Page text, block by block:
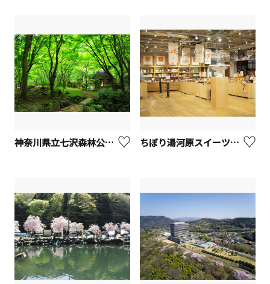
神奈川県立七沢森林公園【厚木市】 ちぼり湯河原スイーツファクトリー【湯河原町】